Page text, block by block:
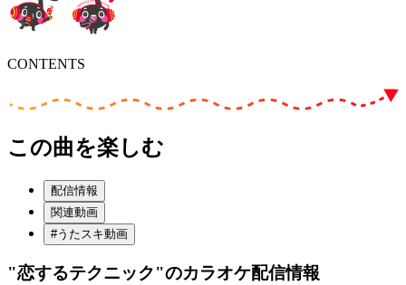
CONTENTS
この曲を楽しむ
配信情報
関連動画
#うたスキ動画
"恋するテクニック"のカラオケ配信情報